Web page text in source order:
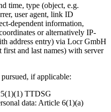
time, type (object, e.g.
user agent, link ID
dependent information,
or alternatively IP-
address entry) via Locr GmbH
and last names) with server
if applicable:
TTDSG
data: Article 6(1)(a)